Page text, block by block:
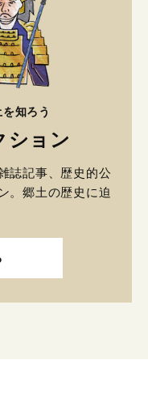
知ろう
ション
誌記事、歴史的公
。郷土の歴史に迫